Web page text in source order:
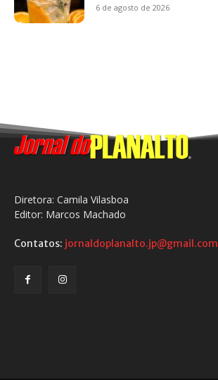
6 de agosto de 2026
Diretora: Camila Vilasboa
Editor: Marcos Machado
Contatos: jornaldoplanalto.jp@gmail.com